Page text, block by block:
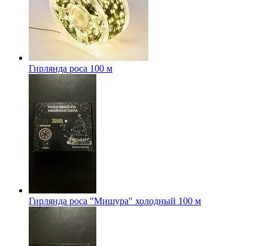
Гирлянда роса 100 м
Гирлянда роса "Мишура" холодный 100 м